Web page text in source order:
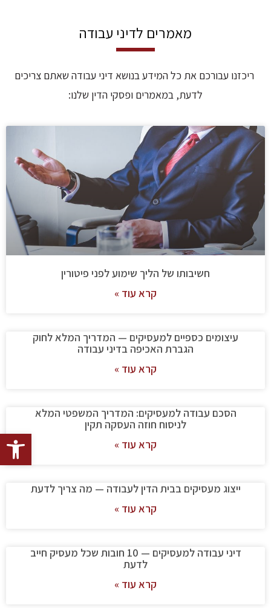
פתח
מאמרים לדיני עבודה
ריכזנו עבורכם את כל המידע בנושא דיני עבודה שאתם צריכים
לדעת, במאמרים ופסקי הדין שלנו:
חשיבותו של הליך שימוע לפני פיטורין
קרא עוד »
עיצומים כספיים למעסיקים — המדריך המלא לחוק
הגברת האכיפה בדיני עבודה
קרא עוד »
הסכם עבודה למעסיקים: המדריך המשפטי המלא
לניסוח חוזה העסקה תקין
קרא עוד »
ייצוג מעסיקים בבית הדין לעבודה — מה צריך לדעת
קרא עוד »
דיני עבודה למעסיקים — 10 חובות שכל מעסיק חייב
לדעת
קרא עוד »